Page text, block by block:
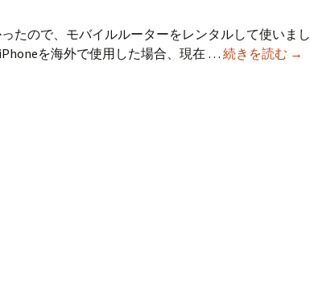
たので、モバイルルーターをレンタルして使いまし
を海外で使用した場合、現在 …続きを読む 海
→